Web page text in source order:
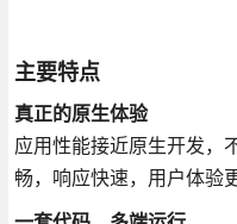
主要特点
真正的原生体验
应用性能接近原生开发，
畅，响应快速，用户体验